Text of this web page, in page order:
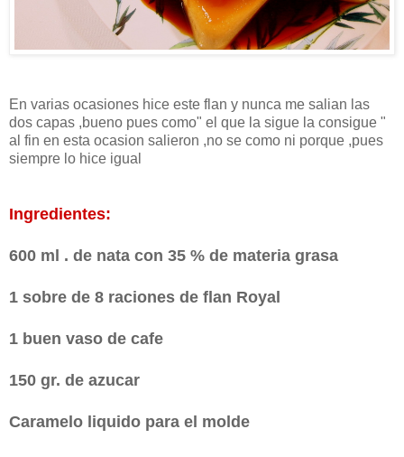
En varias ocasiones hice este flan y nunca me salian las
dos capas ,bueno pues como" el que la sigue la consigue "
al fin en esta ocasion salieron ,no se como ni porque ,pues
siempre lo hice igual
Ingredientes:
600 ml . de nata con 35 % de materia grasa
1 sobre de 8 raciones de flan Royal
1 buen vaso de cafe
150 gr. de azucar
Caramelo liquido para el molde